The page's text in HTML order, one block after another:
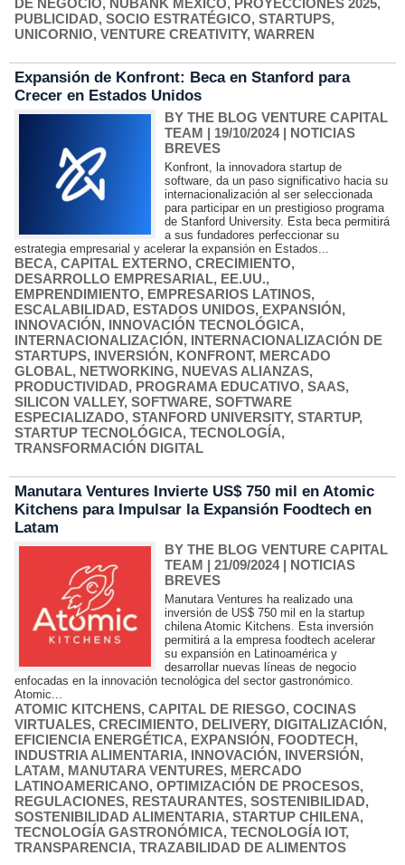
DE NEGOCIO, NUBANK MÉXICO, PROYECCIONES 2025,
PUBLICIDAD, SOCIO ESTRATÉGICO, STARTUPS,
UNICORNIO, VENTURE CREATIVITY, WARREN
Expansión de Konfront: Beca en Stanford para
Crecer en Estados Unidos
BY THE BLOG VENTURE CAPITAL
TEAM | 19/10/2024| NOTICIAS
BREVES
Konfront, la innovadora startup de
software, da un paso significativo hacia su
internacionalización al ser seleccionada
para participar en un prestigioso programa
de Stanford University. Esta beca permitirá
a sus fundadores perfeccionar su
estrategia empresarial y acelerar la expansión en Estados...
BECA, CAPITAL EXTERNO, CRECIMIENTO,
DESARROLLO EMPRESARIAL, EE.UU.,
EMPRENDIMIENTO, EMPRESARIOS LATINOS,
ESCALABILIDAD, ESTADOS UNIDOS, EXPANSIÓN,
INNOVACIÓN, INNOVACIÓN TECNOLÓGICA,
INTERNACIONALIZACIÓN, INTERNACIONALIZACIÓN DE
STARTUPS, INVERSIÓN, KONFRONT, MERCADO
GLOBAL, NETWORKING, NUEVAS ALIANZAS,
PRODUCTIVIDAD, PROGRAMA EDUCATIVO, SAAS,
SILICON VALLEY, SOFTWARE, SOFTWARE
ESPECIALIZADO, STANFORD UNIVERSITY, STARTUP,
STARTUP TECNOLÓGICA, TECNOLOGÍA,
TRANSFORMACIÓN DIGITAL
Manutara Ventures Invierte US$ 750 mil en Atomic
Kitchens para Impulsar la Expansión Foodtech en
Latam
BY THE BLOG VENTURE CAPITAL
TEAM | 21/09/2024| NOTICIAS
BREVES
Manutara Ventures ha realizado una
inversión de US$ 750 mil en la startup
chilena Atomic Kitchens. Esta inversión
permitirá a la empresa foodtech acelerar
su expansión en Latinoamérica y
desarrollar nuevas líneas de negocio
enfocadas en la innovación tecnológica del sector gastronómico.
Atomic...
ATOMIC KITCHENS, CAPITAL DE RIESGO, COCINAS
VIRTUALES, CRECIMIENTO, DELIVERY, DIGITALIZACIÓN,
EFICIENCIA ENERGÉTICA, EXPANSIÓN, FOODTECH,
INDUSTRIA ALIMENTARIA, INNOVACIÓN, INVERSIÓN,
LATAM, MANUTARA VENTURES, MERCADO
LATINOAMERICANO, OPTIMIZACIÓN DE PROCESOS,
REGULACIONES, RESTAURANTES, SOSTENIBILIDAD,
SOSTENIBILIDAD ALIMENTARIA, STARTUP CHILENA,
TECNOLOGÍA GASTRONÓMICA, TECNOLOGÍA IOT,
TRANSPARENCIA, TRAZABILIDAD DE ALIMENTOS